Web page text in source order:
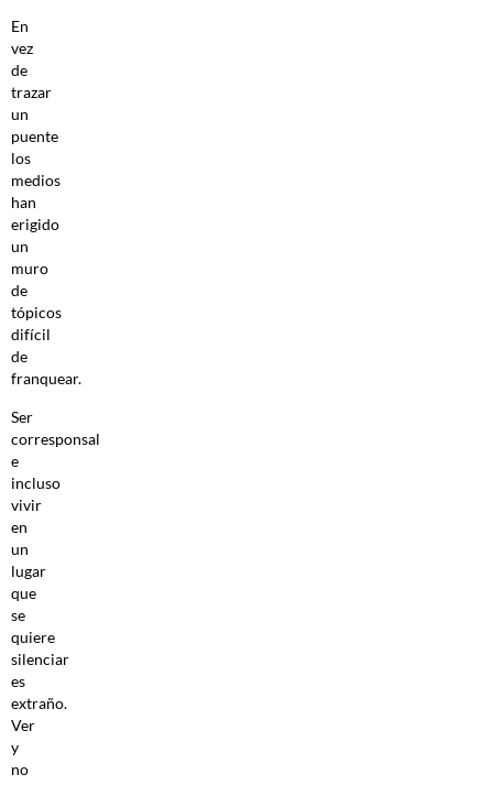
En
vez
de
trazar
un
puente
los
medios
han
erigido
un
muro
de
tópicos
difícil
de
franquear.
Ser
corresponsal
e
incluso
vivir
en
un
lugar
que
se
quiere
silenciar
es
extraño.
Ver
y
no